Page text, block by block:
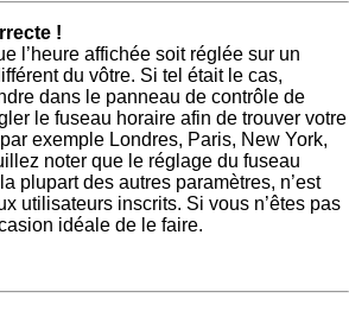
!
l’heure affichée soit réglée sur un
du vôtre. Si tel était le cas,
dans le panneau de contrôle de
le fuseau horaire afin de trouver votre
exemple Londres, Paris, New York,
noter que le réglage du fuseau
plupart des autres paramètres, n’est
utilisateurs inscrits. Si vous n’êtes pas
idéale de le faire.